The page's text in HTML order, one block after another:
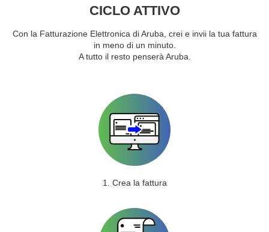
CICLO ATTIVO
Con la Fatturazione Elettronica di Aruba, crei e invii la tua fattura
in meno di un minuto.
A tutto il resto penserà Aruba.
1. Crea la fattura